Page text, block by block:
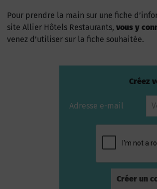
Pour prendre la main sur une fiche
site Allier Hôtels Restaurants, vous y
venez d’utiliser sur la fiche souhaitée.
Créez
Adresse e-mail